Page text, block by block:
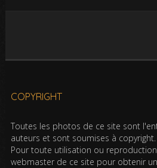
COPYRIGHT
Toutes les photos de ce site sont
auteurs et sont soumises à copyright.
Pour toute utilisation ou
webmaster de ce site pour obtenir